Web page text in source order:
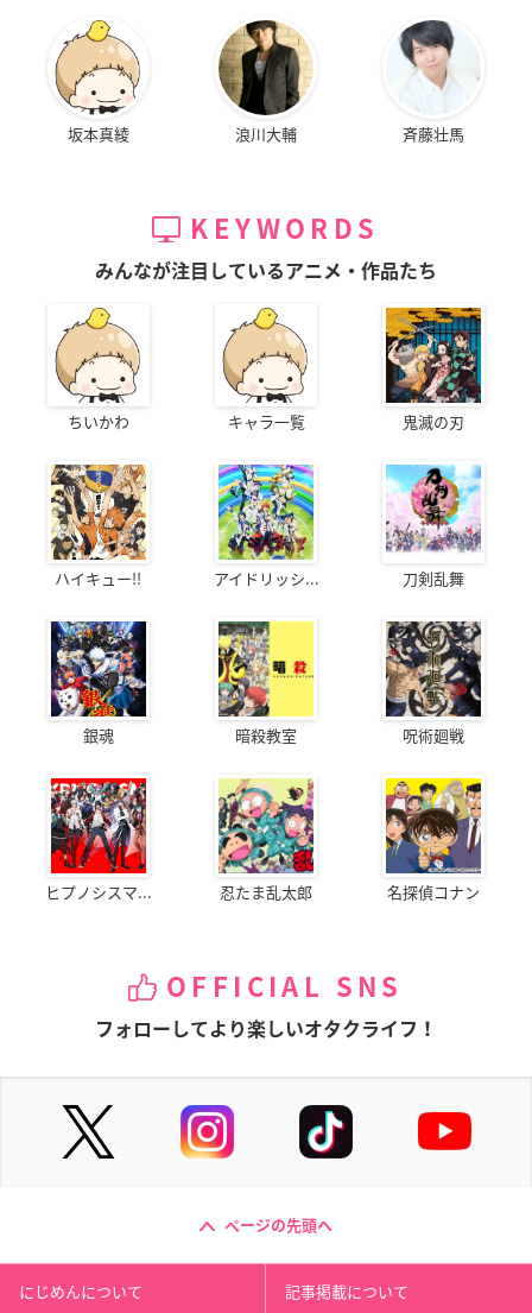
坂本真綾 浪川大輔 斉藤壮馬
KEYWORDS
みんなが注目しているアニメ・作品たち
ちいかわ キャラ一覧 鬼滅の刃
ハイキュー!! アイドリッシ... 刀剣乱舞
銀魂 暗殺教室 呪術廻戦
ヒプノシスマ... 忍たま乱太郎 名探偵コナン
OFFICIAL SNS
フォローしてより楽しいオタクライフ！
ページの先頭へ
にじめんについて 記事掲載について